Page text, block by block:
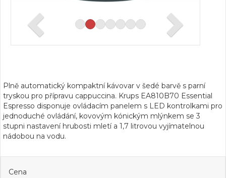
Plně automatický kompaktní kávovar v šedé barvě s parní
tryskou pro přípravu cappuccina. Krups EA810B70 Essential
Espresso disponuje ovládacím panelem s LED kontrolkami pro
jednoduché ovládání, kovovým kónickým mlýnkem se 3
stupni nastavení hrubosti mletí a 1,7 litrovou vyjímatelnou
nádobou na vodu.
Cena